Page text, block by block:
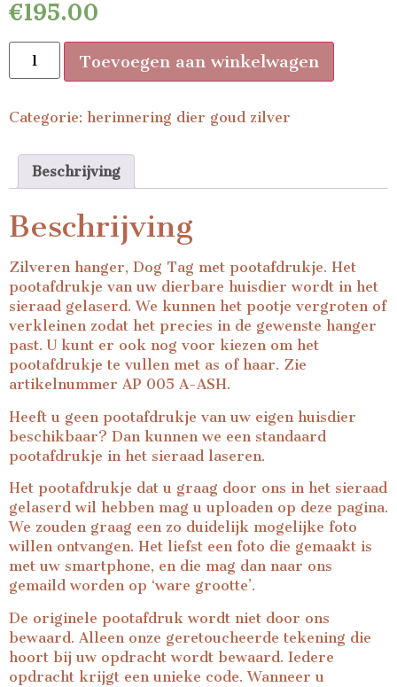
€195.00
Toevoegen aan winkelwagen
Categorie: herinnering dier goud zilver
Beschrijving
Beschrijving
Zilveren hanger, Dog Tag met pootafdrukje. Het
pootafdrukje van uw dierbare huisdier wordt in het
sieraad gelaserd. We kunnen het pootje vergroten of
verkleinen zodat het precies in de gewenste hanger
past. U kunt er ook nog voor kiezen om het
pootafdrukje te vullen met as of haar. Zie
artikelnummer AP 005 A-ASH.
Heeft u geen pootafdrukje van uw eigen huisdier
beschikbaar? Dan kunnen we een standaard
pootafdrukje in het sieraad laseren.
Het pootafdrukje dat u graag door ons in het sieraad
gelaserd wil hebben mag u uploaden op deze pagina.
We zouden graag een zo duidelijk mogelijke foto
willen ontvangen. Het liefst een foto die gemaakt is
met uw smartphone, en die mag dan naar ons
gemaild worden op ‘ware grootte’.
De originele pootafdruk wordt niet door ons
bewaard. Alleen onze geretoucheerde tekening die
hoort bij uw opdracht wordt bewaard. Iedere
opdracht krijgt een unieke code. Wanneer u